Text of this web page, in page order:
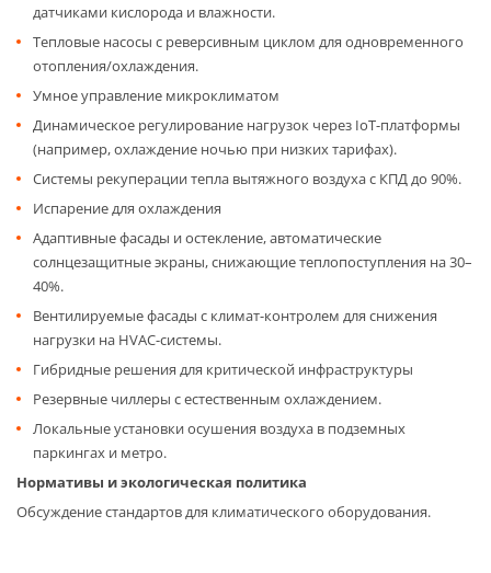
датчиками кислорода и влажности.
Тепловые насосы с реверсивным циклом для одновременного
отопления/охлаждения.
Умное управление микроклиматом
Динамическое регулирование нагрузок через IoT-платформы
(например, охлаждение ночью при низких тарифах).
Системы рекуперации тепла вытяжного воздуха с КПД до 90%.
Испарение для охлаждения
Адаптивные фасады и остекление, автоматические
солнцезащитные экраны, снижающие теплопоступления на 30–
40%.
Вентилируемые фасады с климат-контролем для снижения
нагрузки на HVAC-системы.
Гибридные решения для критической инфраструктуры
Резервные чиллеры с естественным охлаждением.
Локальные установки осушения воздуха в подземных
паркингах и метро.
Нормативы и экологическая политика
Обсуждение стандартов для климатического оборудования.